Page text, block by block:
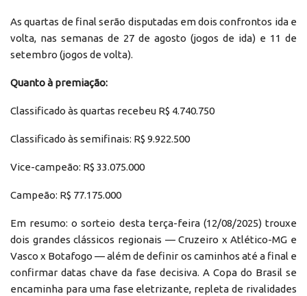
As quartas de final serão disputadas em dois confrontos ida e
volta, nas semanas de 27 de agosto (jogos de ida) e 11 de
setembro (jogos de volta).
Quanto à premiação:
Classificado às quartas recebeu R$ 4.740.750
Classificado às semifinais: R$ 9.922.500
Vice-campeão: R$ 33.075.000
Campeão: R$ 77.175.000
Em resumo: o sorteio desta terça-feira (12/08/2025) trouxe
dois grandes clássicos regionais — Cruzeiro x Atlético-MG e
Vasco x Botafogo — além de definir os caminhos até a final e
confirmar datas chave da fase decisiva. A Copa do Brasil se
encaminha para uma fase eletrizante, repleta de rivalidades